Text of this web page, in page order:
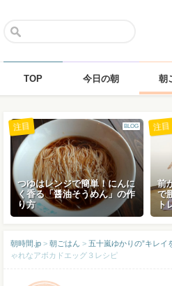
TOP 今日の朝 朝
BLOG
つゆはレンジで簡単！にんに
く香る「醤油そうめん」の作
り方
注目
前
で
ト
注目
朝時間.jp > 朝ごはん > 五十嵐ゆかりの”キレイ
ゃれなアボカドエッグ３レシピ